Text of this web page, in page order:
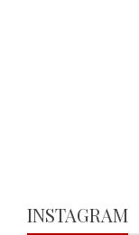
INSTAGRAM